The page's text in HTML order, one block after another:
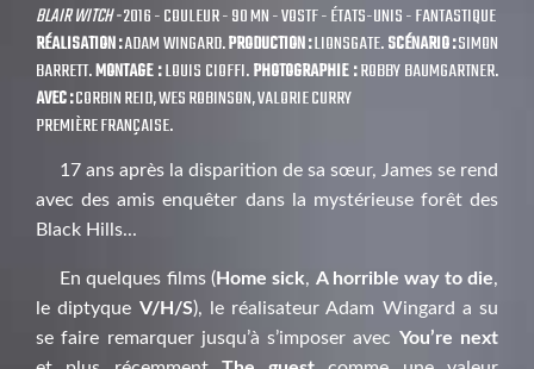
BLAIR WITCH -2016 - COULEUR - 90 MN - VOSTF - ÉTATS-UNIS - FANTASTIQUE
RÉALISATION :ADAM WINGARD.PRODUCTION :LIONSGATE.SCÉNARIO :SIMON
BARRETT.MONTAGE :LOUIS CIOFFI.PHOTOGRAPHIE :ROBBY BAUMGARTNER.
AVEC :CORBIN REID, WES ROBINSON, VALORIE CURRY
PREMIÈRE FRANÇAISE.
17 ans après la disparition de sa sœur, James se rend
avec des amis enquêter dans la mystérieuse forêt des
Black Hills...
En quelques films (Home sick, A horrible way to die,
le diptyque V/H/S), le réalisateur Adam Wingard a su
se faire remarquer jusqu’à s’imposer avec You’re next